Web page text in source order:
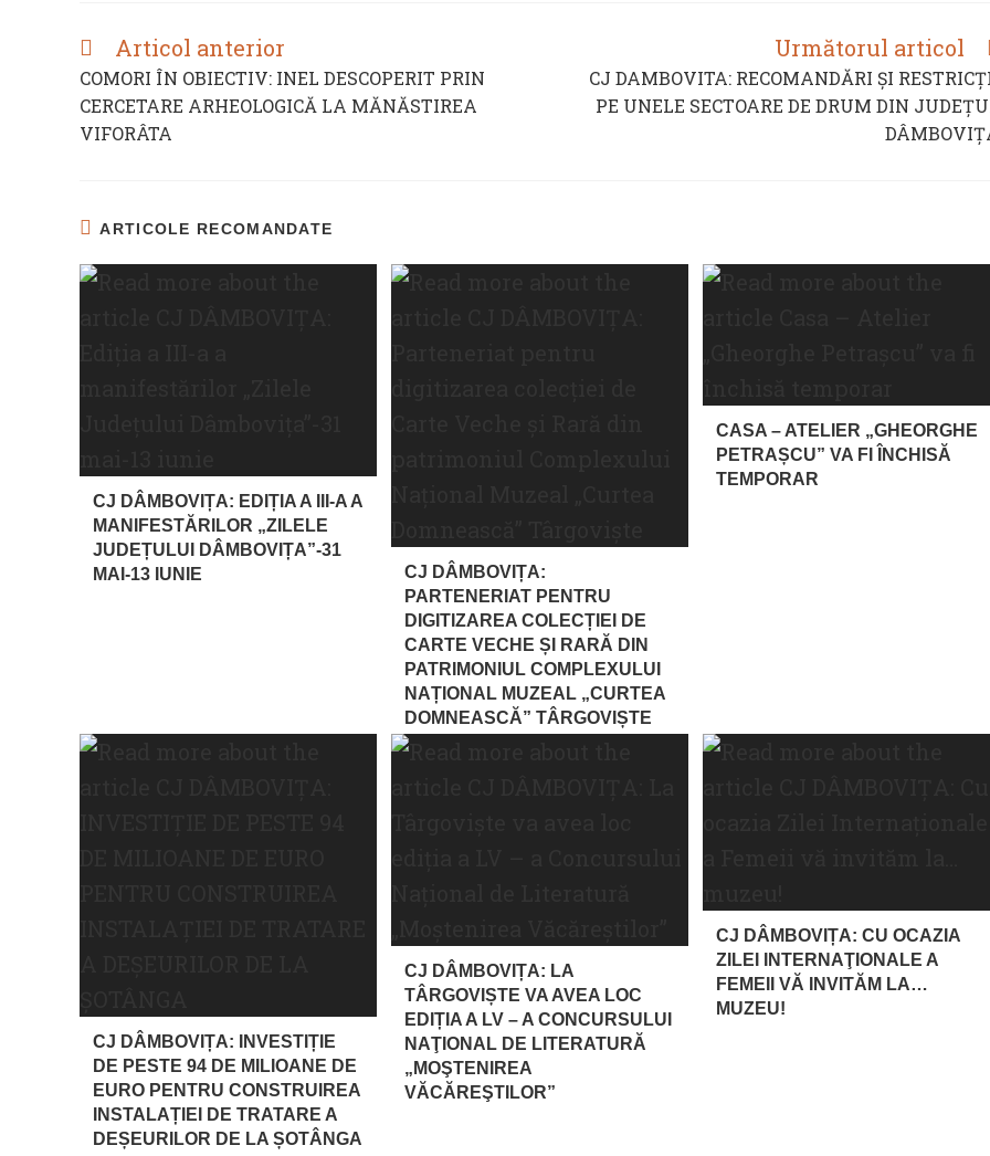
READ
ARTICLES
Articol anterior
COMORI ÎN OBIECTIV: INEL DESCOPERIT PRIN
CERCETARE ARHEOLOGICĂ LA MĂNĂSTIREA
VIFORÂTA
Următorul articol
CJ DAMBOVITA: RECOMANDĂRI ȘI
PE UNELE SECTOARE DE DRUM DIN
ARTICOLE RECOMANDATE
CJ DÂMBOVIȚA: EDIȚIA A III-A A
MANIFESTĂRILOR „ZILELE
JUDEȚULUI DÂMBOVIȚA”-31
MAI-13 IUNIE
CJ DÂMBOVIȚA:
PARTENERIAT PENTRU
DIGITIZAREA COLECȚIEI DE
CARTE VECHE ȘI RARĂ DIN
PATRIMONIUL COMPLEXULUI
NAȚIONAL MUZEAL „CURTEA
DOMNEASCĂ” TÂRGOVIȘTE
CASA – ATELIER „GHEORGHE
PETRAȘCU” VA FI ÎNCHISĂ
TEMPORAR
CJ DÂMBOVIȚA: INVESTIȚIE
DE PESTE 94 DE MILIOANE DE
EURO PENTRU CONSTRUIREA
INSTALAȚIEI DE TRATARE A
DEȘEURILOR DE LA ȘOTÂNGA
CJ DÂMBOVIȚA: LA
TÂRGOVIȘTE VA AVEA LOC
EDIȚIA A LV – A CONCURSULUI
NAŢIONAL DE LITERATURĂ
„MOŞTENIREA
VĂCĂREŞTILOR”
CJ DÂMBOVIȚA: CU OCAZIA
ZILEI INTERNAŢIONALE A
FEMEII VĂ INVITĂM LA…
MUZEU!